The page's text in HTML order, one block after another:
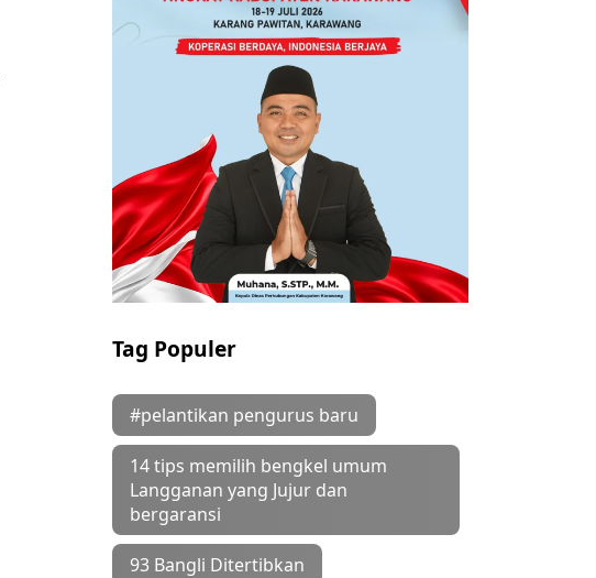
Tag Populer
#pelantikan pengurus baru
14 tips memilih bengkel umum
Langganan yang Jujur dan
bergaransi
93 Bangli Ditertibkan